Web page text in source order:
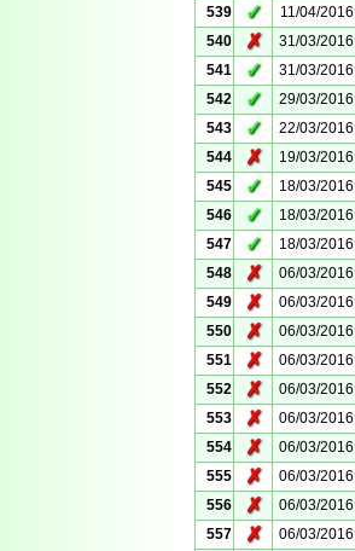
539
✓ 11/04/2016
540
✗ 31/03/2016
541
✓ 31/03/2016
542
✓ 29/03/2016
543
✓ 22/03/2016
544
✗ 19/03/2016
545
✓ 18/03/2016
546
✓ 18/03/2016
547
✓ 18/03/2016
548
✗ 06/03/2016
549
✗ 06/03/2016
550
✗ 06/03/2016
551
✗ 06/03/2016
552
✗ 06/03/2016
553
✗ 06/03/2016
554
✗ 06/03/2016
555
✗ 06/03/2016
556
✗ 06/03/2016
557
✗ 06/03/2016